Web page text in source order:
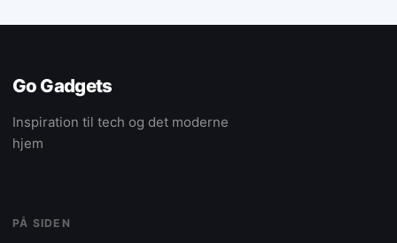
Go Gadgets
Inspiration til tech og det moderne
hjem
PÅ SIDEN